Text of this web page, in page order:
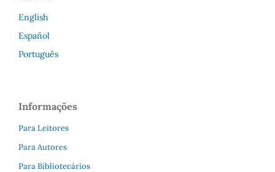
English
Español
Português
Informações
Para Leitores
Para Autores
Para Bibliotecários